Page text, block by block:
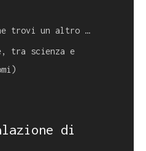
trovi un altro …
tra scienza e
di